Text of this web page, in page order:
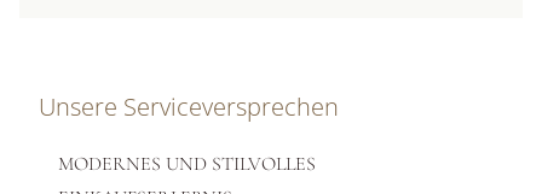
Unsere Serviceversprechen
MODERNES UND STILVOLLES